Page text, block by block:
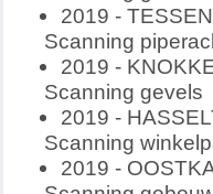
2019 -
Scanning
2019 -
Scanning gevels
2019 -
Scanning
2019 -